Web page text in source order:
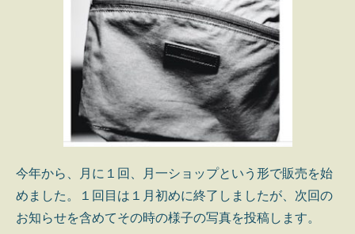
今年から、月に１回、月一ショップという形で販売を始
めました。１回目は１月初めに終了しましたが、次回の
お知らせを含めてその時の様子の写真を投稿します。